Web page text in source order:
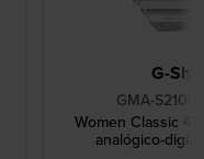
G-
GMA-
Women Classic
analógico-